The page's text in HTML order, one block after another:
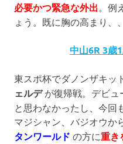
必要かつ緊急な外出。例
ょう。既に胸の高まり、
中山6R 3歳
東スポ杯でダノンザキッ
ェルデが復帰戦。デビュ
と思わなかったし、今回
マジシャン、バジオウか
タンワールド の方に重き